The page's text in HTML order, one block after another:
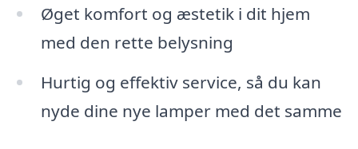
Øget komfort og æstetik i dit hjem
med den rette belysning
Hurtig og effektiv service, så du kan
nyde dine nye lamper med det samme